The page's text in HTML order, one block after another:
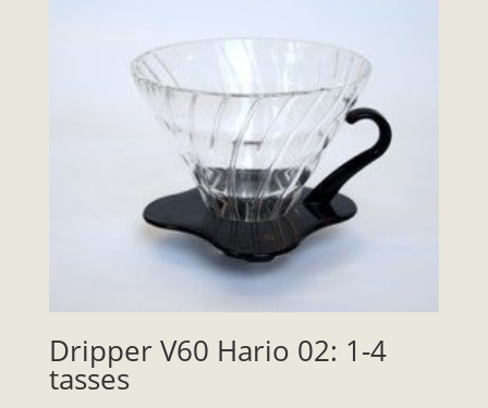
Dripper V60 Hario 02: 1-4
tasses